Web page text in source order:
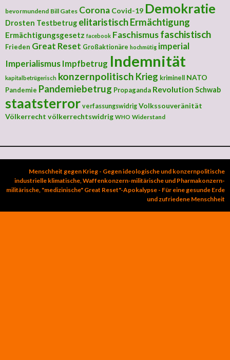
bevormundend Bill Gates Corona Covid-19 Demokratie
Drosten Testbetrug elitaristischErmächtigung
Ermächtigungsgesetz facebook Faschismusfaschistisch
Frieden Great Reset Großaktionäre hochmütig imperial
Imperialismus Impfbetrug Indemnität
kapitalbetrügerisch konzernpolitisch Krieg kriminell
NATO
Pandemie Pandemiebetrug Propaganda Revolution Schwab
staatsterror verfassungswidrig Volkssouveränität
Völkerrecht völkerrechtswidrig WHO Widerstand
Menschheit gegen Krieg - Gegen ideologische und konzernpolitische
industrielle klimatische, Waffenkonzern-militärische und Pharmakonzern-
militärische, "medizinische" Great Reset"-Apokalypse - Für eine gesunde Erde
und zufriedene Menschheit